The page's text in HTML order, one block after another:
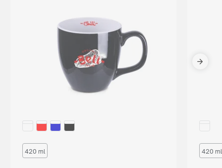
420 ml 420 ml